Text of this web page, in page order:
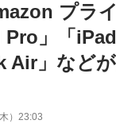
プラ
」「iPad
Air」など
）23:03